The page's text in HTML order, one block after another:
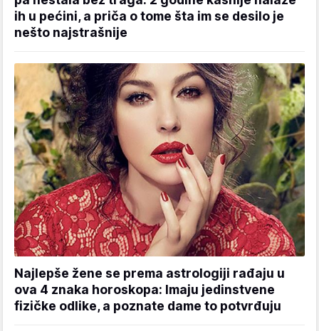
ih u pećini, a priča o tome šta im se desilo je
nešto najstrašnije
Najlepše žene se prema astrologiji rađaju u
ova 4 znaka horoskopa: Imaju jedinstvene
fizičke odlike, a poznate dame to potvrđuju